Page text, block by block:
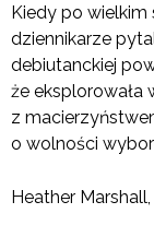
Kiedy po wielkim
dziennikarze
debiutanckiej
że eksplorowała
z
o wolności
Heather Marshall,